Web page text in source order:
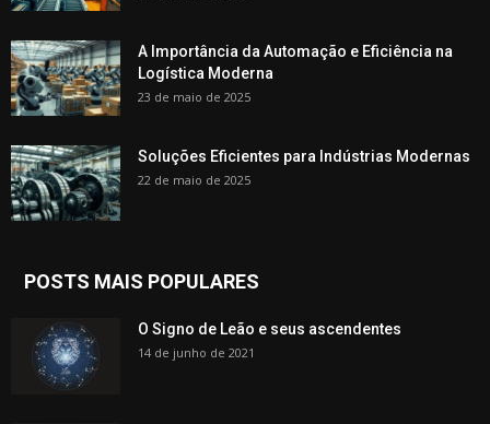
A Importância da Automação e Eficiência na
Logística Moderna
23 de maio de 2025
Soluções Eficientes para Indústrias Modernas
22 de maio de 2025
POSTS MAIS POPULARES
O Signo de Leão e seus ascendentes
14 de junho de 2021